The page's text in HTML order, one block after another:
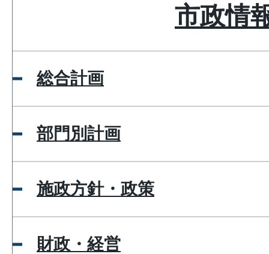
市政情
総合計画
部門別計画
施政方針・政策
財政・経営